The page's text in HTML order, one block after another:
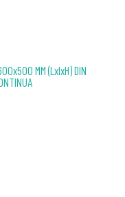
MM (LxlxH) DIN